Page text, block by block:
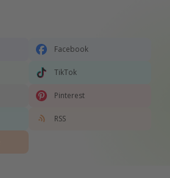
Facebook
TikTok
Pinterest
RSS